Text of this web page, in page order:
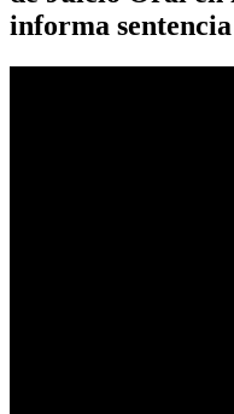
informa sentencia